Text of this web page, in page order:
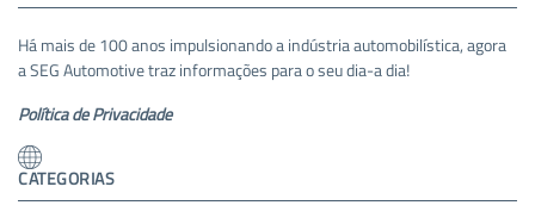
Há mais de 100 anos impulsionando a indústria automobilística, agora
a SEG Automotive traz informações para o seu dia-a dia!
Política de Privacidade
CATEGORIAS